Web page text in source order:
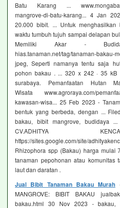
Batu Karang ...
mangrove-di-batu-karang... 4 Jan
20.000 bibit. ... Untuk
waktu tumbuh tujuh sampai delapan
Memiliki Akar -
hias.tanaman.net/tag/tanaman-bakau-
jpeg, Seperti namanya tentu saja
pohon bakau . ... 320 x 242 · 35 kB
surabaya. Pemanfaatan Hutan
Wisata www.agroraya.com/
kawasan-wisa... 25 Feb 2023 -
bentuk yang berbeda, dengan ...
bakau, bibit mangrove, budidaya ...
CV.ADHITYA
https://sites.google.com/site/
Rhizophora spp (Bakau) harga mulai
tanaman pepohonan atau komunitas
laut dan daratan .
Jual Bibit Tanaman Bakau Murah
MANGROVE: BIBIT BAKAU
bakau.html 30 Nov 2023 - bakau,